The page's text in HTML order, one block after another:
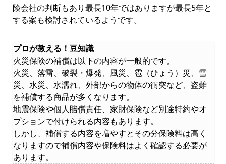
険会社の判断もあり最長10年ではありますが最長5年と
する案も検討されているようです。
プロが教える！豆知識
火災保険の補償は以下の内容が一般的です。
火災、落雷、破裂・爆発、風災、雹（ひょう）災、雪
災、水災、水濡れ、外部からの物体の衝突など、盗難
を補償する商品が多くなります。
地震保険や個人賠償責任、家財保険など別途特約やオ
プションで付けられる内容もあります。
しかし、補償する内容を増やすとその分保険料は高く
なりますので補償内容や保険料はよく確認する必要が
あります。